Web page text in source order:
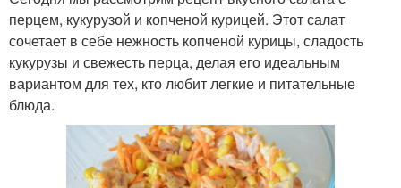
перцем, кукурузой и копченой курицей. Этот салат
сочетает в себе нежность копченой курицы, сладость
кукурузы и свежесть перца, делая его идеальным
вариантом для тех, кто любит легкие и питательные
блюда.